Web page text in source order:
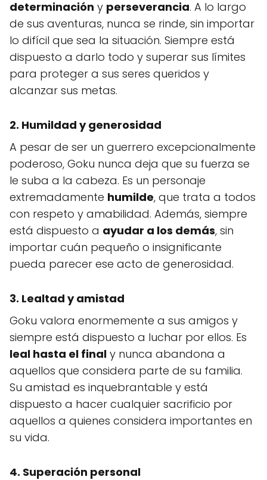
determinación y perseverancia. A lo largo
de sus aventuras, nunca se rinde, sin importar
lo difícil que sea la situación. Siempre está
dispuesto a darlo todo y superar sus límites
para proteger a sus seres queridos y
alcanzar sus metas.
2. Humildad y generosidad
A pesar de ser un guerrero excepcionalmente
poderoso, Goku nunca deja que su fuerza se
le suba a la cabeza. Es un personaje
extremadamente humilde, que trata a todos
con respeto y amabilidad. Además, siempre
está dispuesto a ayudar a los demás, sin
importar cuán pequeño o insignificante
pueda parecer ese acto de generosidad.
3. Lealtad y amistad
Goku valora enormemente a sus amigos y
siempre está dispuesto a luchar por ellos. Es
leal hasta el final y nunca abandona a
aquellos que considera parte de su familia.
Su amistad es inquebrantable y está
dispuesto a hacer cualquier sacrificio por
aquellos a quienes considera importantes en
su vida.
4. Superación personal